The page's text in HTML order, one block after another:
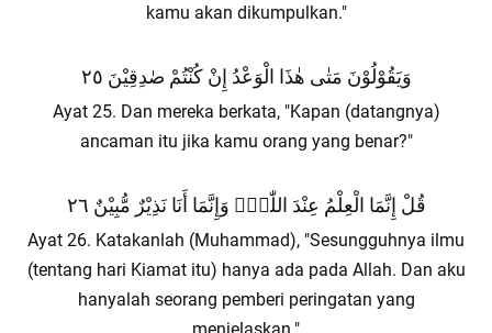
kamu akan dikumpulkan."
وَيَقُوْلُوْنَ مَتٰى هٰذَا الْوَعْدُ إِنْ كُنْتُمْ صٰدِقِيْنَ ٢٥
Ayat 25. Dan mereka berkata, "Kapan (datangnya)
ancaman itu jika kamu orang yang benar?"
قُلْ إِنَّمَا الْعِلْمُ عِنْدَ اللّٰهِۖ وَإِنَّمَا أَنَا نَذِيْرٌ مُّبِيْنٌ ٢٦
Ayat 26. Katakanlah (Muhammad), "Sesungguhnya ilmu
(tentang hari Kiamat itu) hanya ada pada Allah. Dan aku
hanyalah seorang pemberi peringatan yang